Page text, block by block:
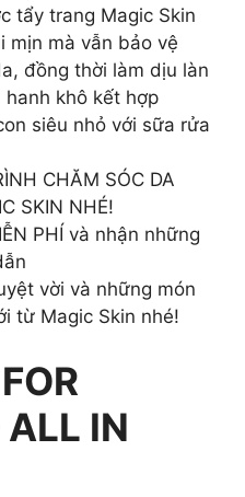
tẩy trang Magic Skin
mịn mà vẫn bảo vệ
đồng thời làm dịu làn
khô kết hợp
siêu nhỏ với sữa rửa
CHĂM SÓC DA
SKIN NHÉ!
PHÍ và nhận những
vời và những món
từ Magic Skin nhé!
ALL IN